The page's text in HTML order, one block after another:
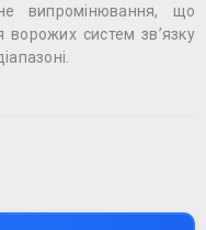
випромінювання, що
ворожих систем зв’язку